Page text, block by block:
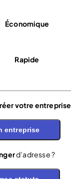
Économique
Rapide
votre entreprise
entreprise
d’adresse ?